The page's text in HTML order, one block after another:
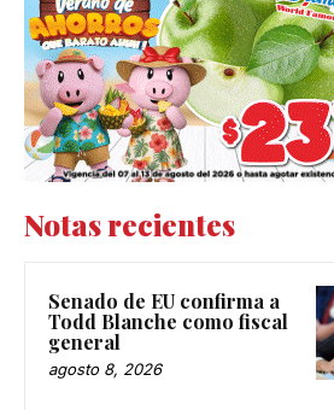
Notas recientes
Senado de EU confirma a
Todd Blanche como fiscal
general
agosto 8, 2026